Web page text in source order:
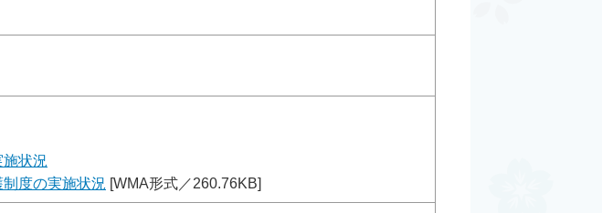
施状況
度の実施状況 [WMA形式／260.76KB]